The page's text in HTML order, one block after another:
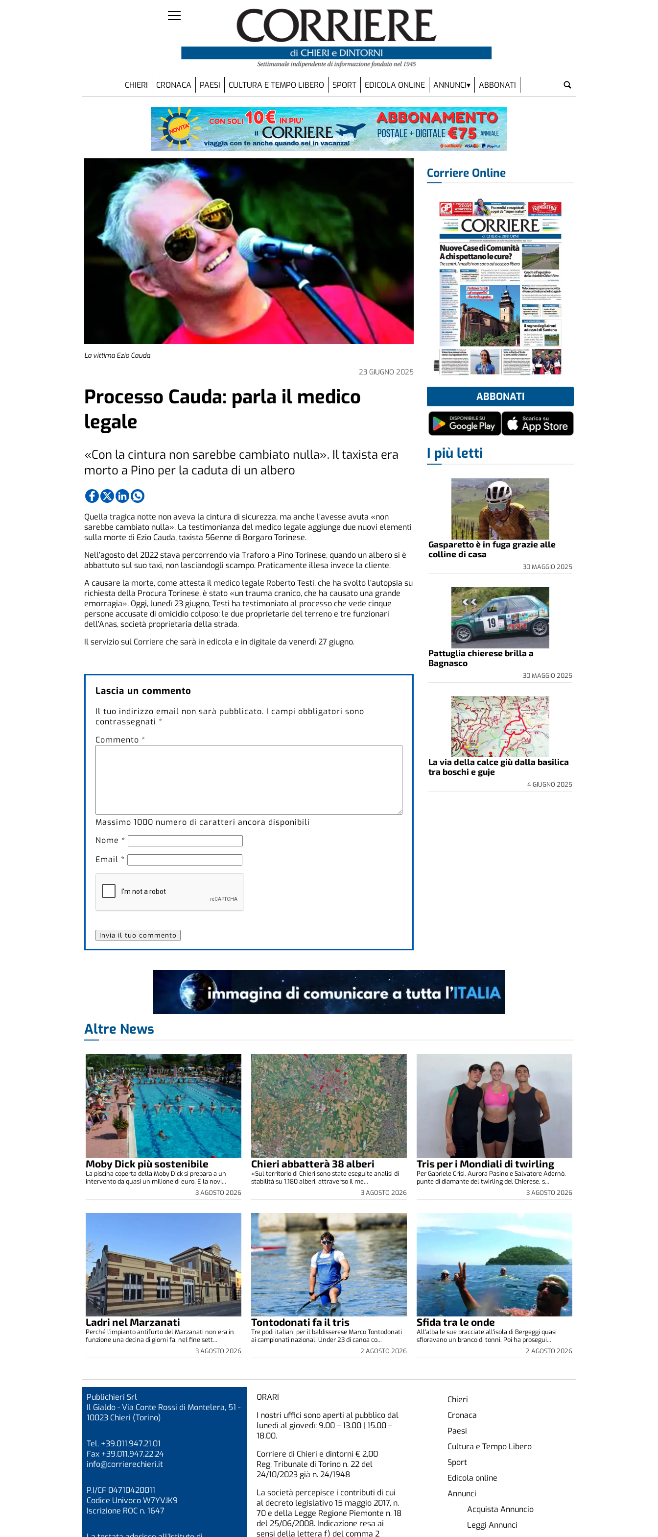
CHIERI CRONACA PAESI CULTURA E TEMPO LIBERO SPORT EDICOLA ONLINE ANNUNCI ABBONATI
La vittima Ezio Cauda
23 GIUGNO 2025
Processo Cauda: parla il medico
legale
«Con la cintura non sarebbe cambiato nulla». Il taxista era
morto a Pino per la caduta di un albero
Quella tragica notte non aveva la cintura di sicurezza, ma anche l’avesse avuta «non
sarebbe cambiato nulla». La testimonianza del medico legale aggiunge due nuovi elementi
sulla morte di Ezio Cauda, taxista 56enne di Borgaro Torinese.
Nell’agosto del 2022 stava percorrendo via Traforo a Pino Torinese, quando un albero si è
abbattuto sul suo taxi, non lasciandogli scampo. Praticamente illesa invece la cliente.
A causare la morte, come attesta il medico legale Roberto Testi, che ha svolto l’autopsia su
richiesta della Procura Torinese, è stato «un trauma cranico, che ha causato una grande
emorragia». Oggi, lunedì 23 giugno, Testi ha testimoniato al processo che vede cinque
persone accusate di omicidio colposo: le due proprietarie del terreno e tre funzionari
dell’Anas, società proprietaria della strada.
Il servizio sul Corriere che sarà in edicola e in digitale da venerdì 27 giugno.
Lascia un commento
Il tuo indirizzo email non sarà pubblicato. I campi obbligatori sono
contrassegnati *
Commento *
Massimo 1000 numero di caratteri ancora disponibili
Nome *
Email *
Corriere Online
ABBONATI
I più letti
Gasparetto è in fuga grazie alle
colline di casa
30 MAGGIO 2025
Pattuglia chierese brilla a
Bagnasco
30 MAGGIO 2025
La via della calce giù dalla basilica
tra boschi e guje
4 GIUGNO 2025
Altre News
Moby Dick più sostenibile
3 AGOSTO 2026
La piscina coperta della Moby Dick si prepara a un
intervento da quasi un milione di euro. È la novi...
Chieri abbatterà 38 alberi
3 AGOSTO 2026
«Sul territorio di Chieri sono state eseguite analisi di
stabilità su 1.180 alberi, attraverso il me...
Tris per i Mondiali di twirling
3 AGOSTO 2026
Per Gabriele Crisi, Aurora Pasino e Salvatore Adernò,
punte di diamante del twirling del Chierese, s...
Ladri nel Marzanati
3 AGOSTO 2026
Perché l’impianto antifurto del Marzanati non era in
funzione una decina di giorni fa, nel fine sett...
Tontodonati fa il tris
2 AGOSTO 2026
Tre podi italiani per il baldisserese Marco Tontodonati
ai campionati nazionali Under 23 di canoa co...
Sfida tra le onde
2 AGOSTO 2026
All'alba le sue bracciate all'isola di Bergeggi quasi
sfioravano un branco di tonni. Poi ha prosegui...
Publichieri Srl
Il Gialdo - Via Conte Rossi di Montelera, 51 -
10023 Chieri (Torino)
Tel. +39.011.947.21.01
Fax +39.011.947.22.24
info@corrierechieri.it
P.I/CF 04710420011
Codice Univoco W7YVJK9
Iscrizione ROC n. 1647
ORARI
I nostri uffici sono aperti al pubblico dal
lunedì al giovedì: 9.00 – 13.00 | 15.00 –
18.00.
Corriere di Chieri e dintorni € 2,00
Reg. Tribunale di Torino n. 22 del
24/10/2023 già n. 24/1948
La società percepisce i contributi di cui
al decreto legislativo 15 maggio 2017, n.
70 e della Legge Regione Piemonte n. 18
del 25/06/2008. Indicazione resa ai
sensi della lettera f) del comma 2
Chieri
Cronaca
Paesi
Cultura e Tempo Libero
Sport
Edicola online
Annunci
Acquista Annuncio
Leggi Annunci